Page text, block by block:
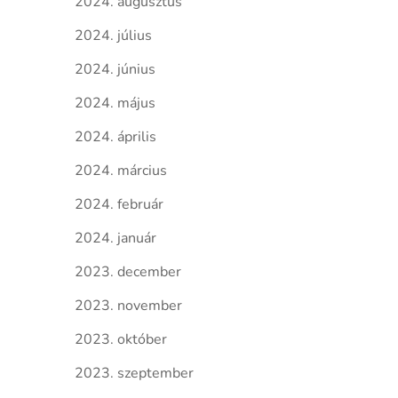
2024. július
2024. június
2024. május
2024. április
2024. március
2024. február
2024. január
2023. december
2023. november
2023. október
2023. szeptember